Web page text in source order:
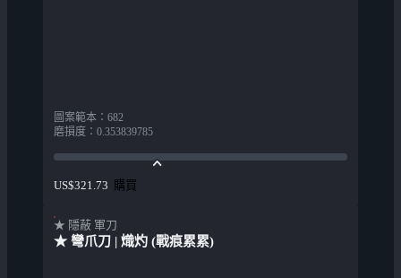
圖案範本 ： 682
磨損度 ： 0.353839785
US$321.73 購買
★ 隱蔽 軍刀
★ 彎爪刀 | 熾灼 (戰痕累累)